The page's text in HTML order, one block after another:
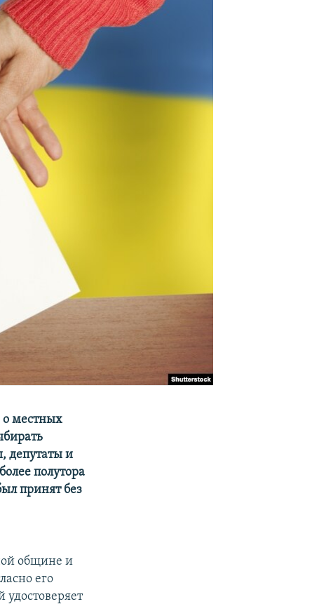
о местных
депутаты и
полутора
принят без
общине и
его